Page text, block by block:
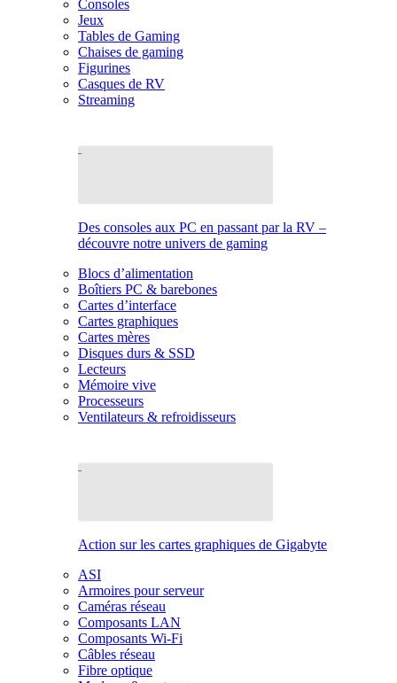
Consoles
Jeux
Tables de Gaming
Chaises de gaming
Figurines
Casques de RV
Streaming
Des consoles aux PC en passant par la RV –
découvre notre univers de gaming
Blocs d’alimentation
Boîtiers PC & barebones
Cartes d’interface
Cartes graphiques
Cartes mères
Disques durs & SSD
Lecteurs
Mémoire vive
Processeurs
Ventilateurs & refroidisseurs
Action sur les cartes graphiques de Gigabyte
ASI
Armoires pour serveur
Caméras réseau
Composants LAN
Composants Wi-Fi
Câbles réseau
Fibre optique